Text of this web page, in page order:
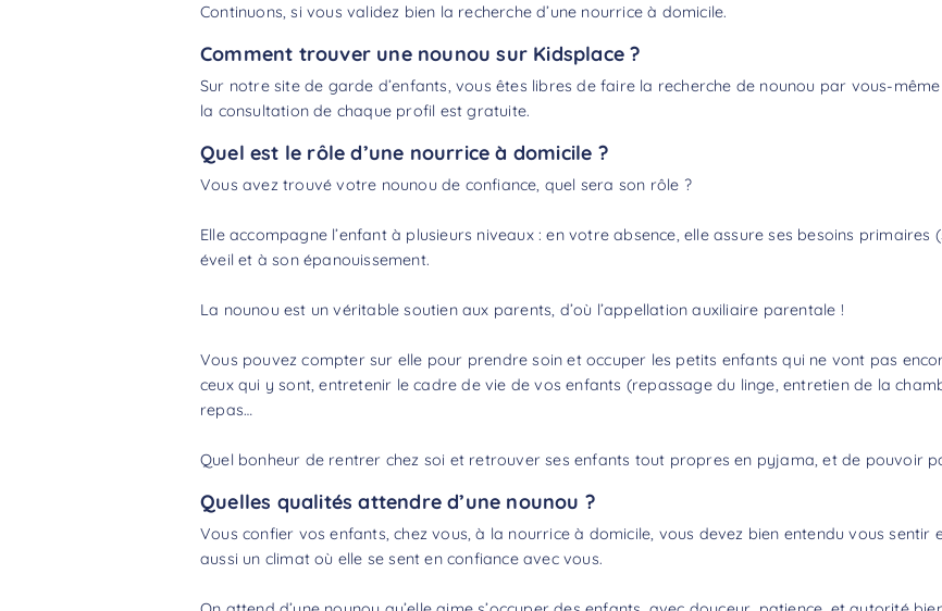
Continuons, si vous validez bien la recherche d’une nourrice à domicile.
Comment trouver une nounou sur Kidsplace ?
Sur notre site de garde d’enfants, vous êtes libres de faire la recherche de nounou par vous-
la consultation de chaque profil est gratuite.
Quel est le rôle d’une nourrice à domicile ?
Vous avez trouvé votre nounou de confiance, quel sera son rôle ?
Elle accompagne l’enfant à plusieurs niveaux : en votre absence, elle assure ses besoins
éveil et à son épanouissement.
La nounou est un véritable soutien aux parents, d’où l’appellation auxiliaire parentale !
Vous pouvez compter sur elle pour prendre soin et occuper les petits enfants qui ne vont pas
ceux qui y sont, entretenir le cadre de vie de vos enfants (repassage du linge, entretien de la
repas…
Quel bonheur de rentrer chez soi et retrouver ses enfants tout propres en pyjama, et de pouvoir
Quelles qualités attendre d’une nounou ?
Vous confier vos enfants, chez vous, à la nourrice à domicile, vous devez bien entendu vous
aussi un climat où elle se sent en confiance avec vous.